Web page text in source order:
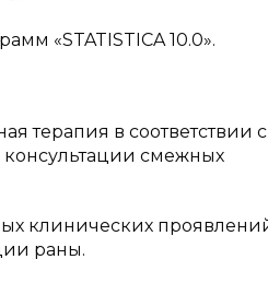
«STATISTICA 10.0».
терапия в соответствии с
смежных
клинических
раны.